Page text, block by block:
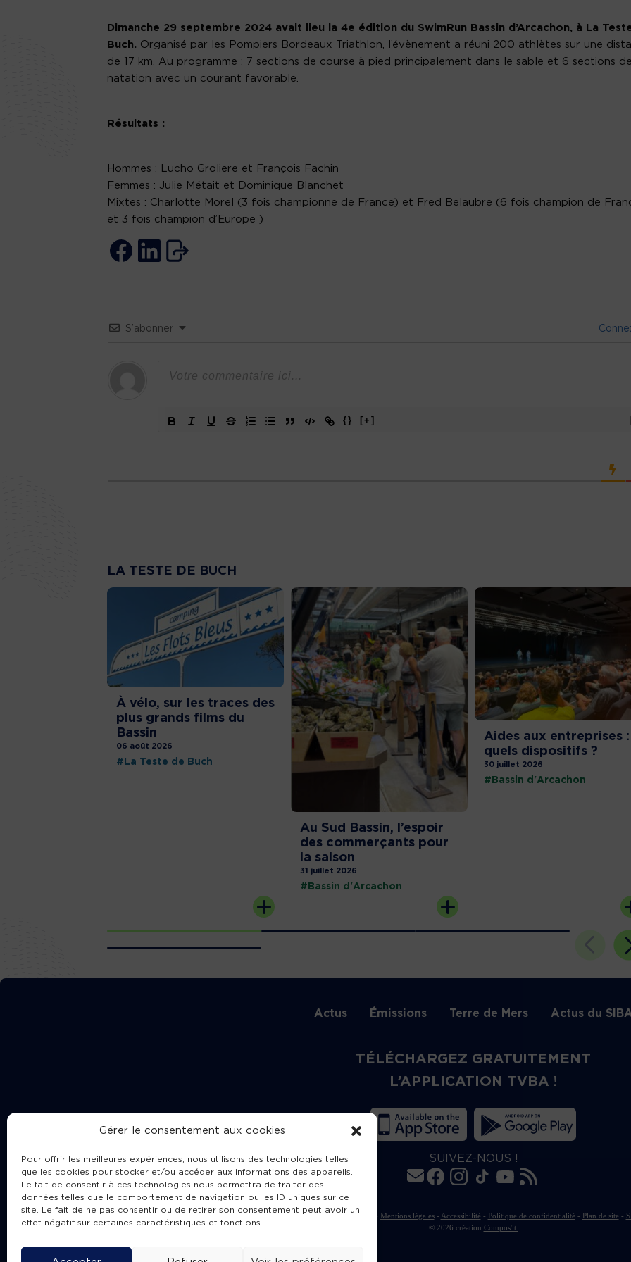
Gérer le consentement aux cookies
Pour offrir les meilleures expériences, nous utilisons des technologies telles
que les cookies pour stocker et/ou accéder aux informations des appareils.
Le fait de consentir à ces technologies nous permettra de traiter des
données telles que le comportement de navigation ou les ID uniques sur ce
site. Le fait de ne pas consentir ou de retirer son consentement peut avoir un
effet négatif sur certaines caractéristiques et fonctions.
Dimanche 29 septembre 2024 avait lieu la 4e édition du SwimRun Bassin d’Arcachon, à La
Buch. Organisé par les Pompiers Bordeaux Triathlon, l’évènement a réuni 200 athlètes sur une
de 17 km. Au programme : 7 sections de course à pied principalement dans le sable et 6 sections
natation avec un courant favorable.
Résultats :
Hommes : Lucho Groliere et François Fachin
Femmes : Julie Métait et Dominique Blanchet
Mixtes : Charlotte Morel (3 fois championne de France) et Fred Belaubre (6 fois champion de
et 3 fois champion d’Europe )
S’abonner
{} [+]
LA TESTE DE BUCH
À vélo, sur les traces des
plus grands films du
Bassin
06 août 2026
#La Teste de Buch
Au Sud Bassin, l’espoir
des commerçants pour
la saison
31 juillet 2026
#Bassin d'Arcachon
Aides aux entreprises :
quels dispositifs ?
30 juillet 2026
#Bassin d'Arcachon
Actus Émissions Terre de Mers Actus du
TÉLÉCHARGEZ GRATUITEMENT
L’APPLICATION TVBA !
SUIVEZ-NOUS !
Charte de publication Mentions légales- Accessibilité- Politique de confidentialité- Plan de site-
© 2026 création Compos'it.